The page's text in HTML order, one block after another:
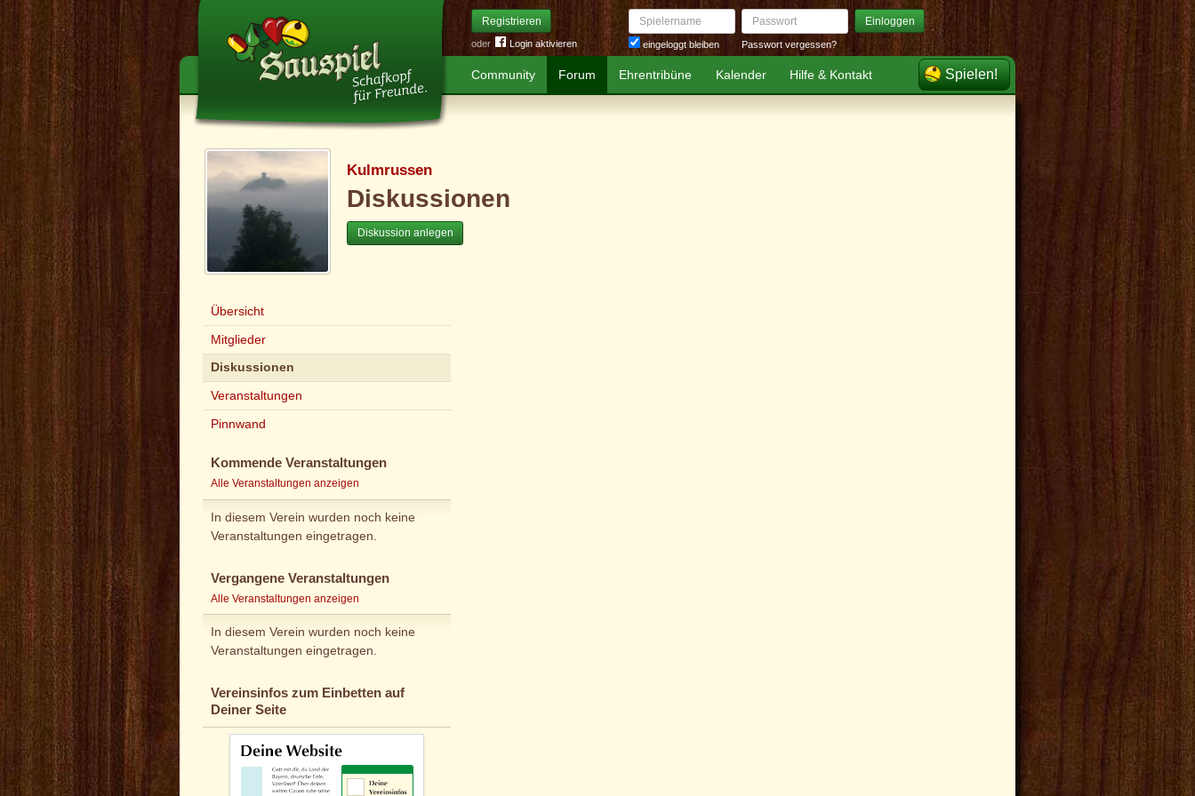
Registrieren
oder Login aktivieren
Spielername
eingeloggt bleiben
Passwort Einloggen
Passwort vergessen?
Community Forum Ehrentribüne Kalender Hilfe & Kontakt Spielen!
Kulmrussen
Diskussionen
Diskussion anlegen
Übersicht
Mitglieder
Diskussionen
Veranstaltungen
Pinnwand
Kommende Veranstaltungen
Alle Veranstaltungen anzeigen
In diesem Verein wurden noch keine
Veranstaltungen eingetragen.
Vergangene Veranstaltungen
Alle Veranstaltungen anzeigen
In diesem Verein wurden noch keine
Veranstaltungen eingetragen.
Vereinsinfos zum Einbetten auf
Deiner Seite